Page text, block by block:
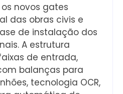
novos gates
das obras civis e
de instalação dos
A estrutura
de entrada,
balanças para
tecnologia OCR,